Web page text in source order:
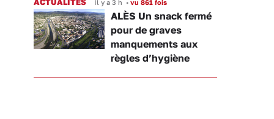
Il y a 3 h • vu 861 fois
ALÈS Un snack fermé
pour de graves
manquements aux
règles d’hygiène